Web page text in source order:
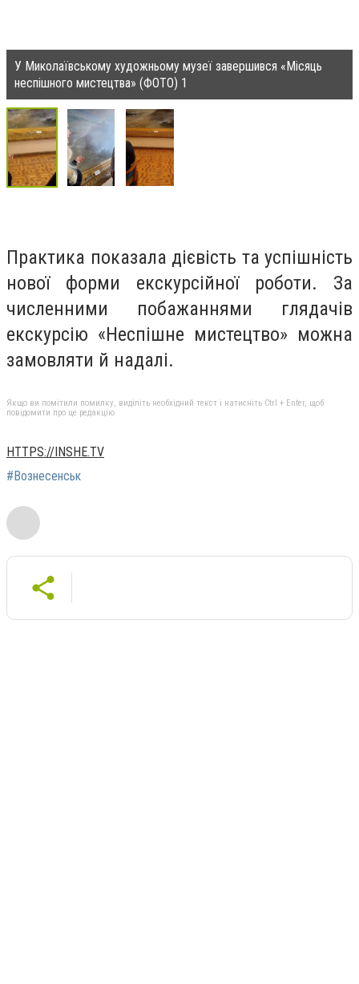
У Миколаївському художньому музеї завершився «Місяць
неспішного мистецтва» (ФОТО) 1
Практика показала дієвість та успішність
нової форми екскурсійної роботи. За
численними побажаннями глядачів
екскурсію «Неспішне мистецтво» можна
замовляти й надалі.
Якщо ви помітили помилку, виділіть необхідний текст і натисніть Ctrl + Enter, щоб
повідомити про це редакцію
HTTPS://INSHE.TV
#Вознесенськ